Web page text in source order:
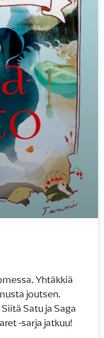
Yhtäkkiä
joutsen.
Satu ja Saga
-sarja jatkuu!